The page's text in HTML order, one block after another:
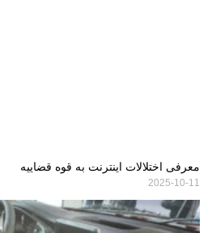
معرفی اختلالات اینترنت به قوه قضاییه
2025-10-11